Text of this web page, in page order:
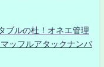
ブルの杜！オネエ管理
ッフルアタックナンバ